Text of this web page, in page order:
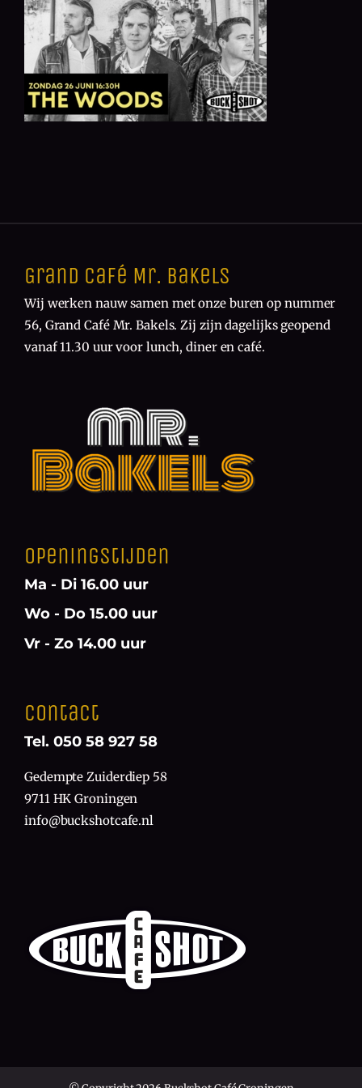
Grand Café Mr. Bakels
Wij werken nauw samen met onze buren op nummer
56, Grand Café Mr. Bakels. Zij zijn dagelijks geopend
vanaf 11.30 uur voor lunch, diner en café.
Openingstijden
Ma - Di 16.00 uur
Wo - Do 15.00 uur
Vr - Zo 14.00 uur
Contact
Tel. 050 58 927 58
Gedempte Zuiderdiep 58
9711 HK Groningen
info@buckshotcafe.nl